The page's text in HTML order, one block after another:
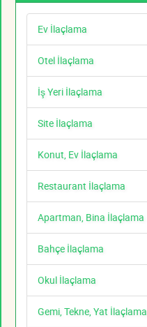
Ev İlaçlama
Otel İlaçlama
İş Yeri İlaçlama
Site İlaçlama
Konut, Ev İlaçlama
Restaurant İlaçlama
Apartman, Bina İlaçlama
Bahçe İlaçlama
Okul İlaçlama
Gemi, Tekne, Yat İlaçlama